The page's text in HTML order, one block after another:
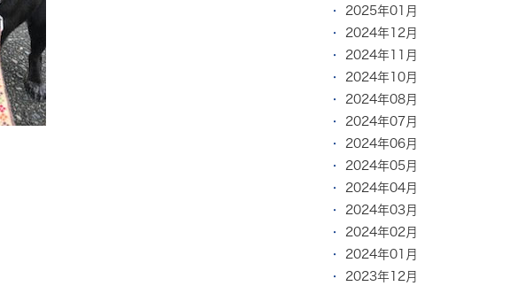
2025年01月
2024年12月
2024年11月
2024年10月
2024年08月
2024年07月
2024年06月
2024年05月
2024年04月
2024年03月
2024年02月
2024年01月
2023年12月